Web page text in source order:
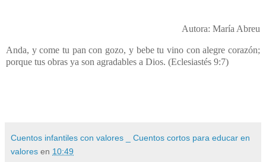
Autora: María Abreu
Anda, y come tu pan con gozo, y bebe tu vino con alegre corazón;
porque tus obras ya son agradables a Dios. (Eclesiastés 9:7)
Cuentos infantiles con valores _ Cuentos cortos para educar en
valores en 10:49